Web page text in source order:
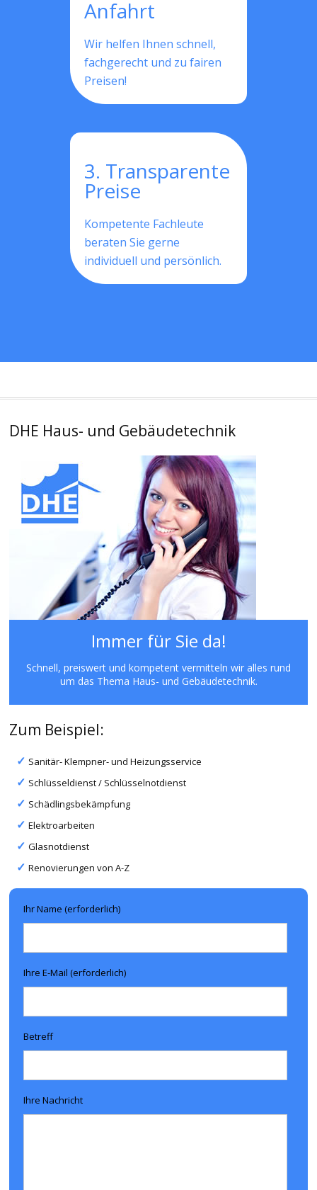
Anfahrt
Wir helfen Ihnen schnell,
fachgerecht und zu fairen
Preisen!
3. Transparente
Preise
Kompetente Fachleute
beraten Sie gerne
individuell und persönlich.
DHE Haus- und Gebäudetechnik
Immer für Sie da!
Schnell, preiswert und kompetent vermitteln wir alles rund
um das Thema Haus- und Gebäudetechnik.
Zum Beispiel:
Sanitär- Klempner- und Heizungsservice
Schlüsseldienst / Schlüsselnotdienst
Schädlingsbekämpfung
Elektroarbeiten
Glasnotdienst
Renovierungen von A-Z
Ihr Name (erforderlich)
Ihre E-Mail (erforderlich)
Betreff
Ihre Nachricht